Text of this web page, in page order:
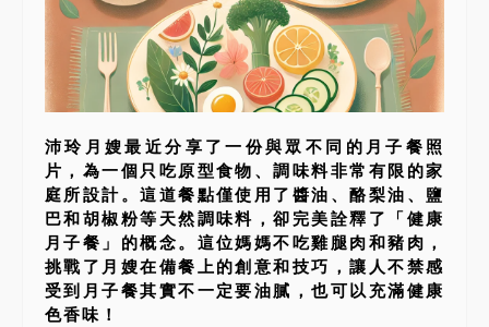
沛玲月嫂最近分享了一份與眾不同的月子餐照
片，為一個只吃原型食物、調味料非常有限的家
庭所設計。這道餐點僅使用了醬油、酪梨油、鹽
巴和胡椒粉等天然調味料，卻完美詮釋了「健康
月子餐」的概念。這位媽媽不吃雞腿肉和豬肉，
挑戰了月嫂在備餐上的創意和技巧，讓人不禁感
受到月子餐其實不一定要油膩，也可以充滿健康
色香味！